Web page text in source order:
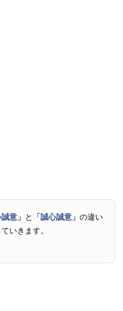
誠意」 と 「誠心誠意」の違い
いきます。